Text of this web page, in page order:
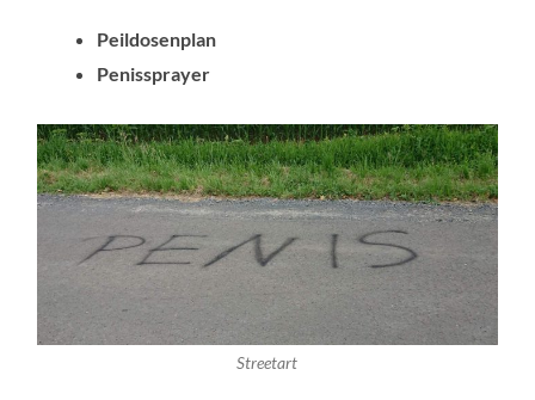
Peildosenplan
Penissprayer
Streetart